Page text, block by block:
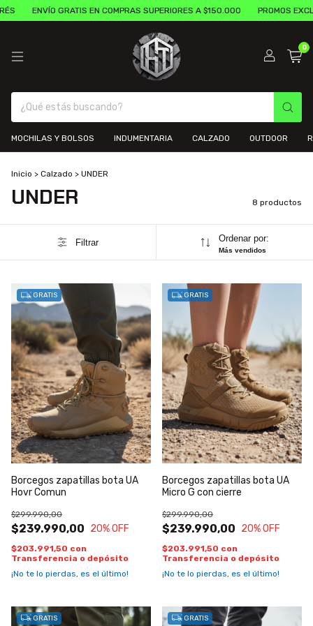
ENVÍO GRATIS EN COMPRAS SUPERIORES A $150.000 PROMOS
0
MOCHILAS Y BOLSOS INDUMENTARIA CALZADO OUTDOOR
Inicio > Calzado > UNDER
UNDER 8 productos
Filtrar Ordenar por:
Más vendidos
GRATIS
Borcegos zapatillas bota UA
Hovr Comun
$239.990,00
$299.990,00
20% OFF
$203.991,50 con
Transferencia o depósito
¡No te lo pierdas, es el último!
GRATIS
Borcegos zapatillas bota UA
Micro G con cierre
$239.990,00
$299.990,00
20% OFF
$203.991,50 con
Transferencia o depósito
¡No te lo pierdas, es el último!
GRATIS GRATIS